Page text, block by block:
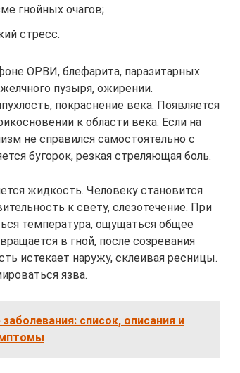
гнойных очагов;
стресс.
ОРВИ, блефарита, паразитарных
пузыря, ожирении.
покраснение века. Появляется
к области века. Если на
не справился самостоятельно с
бугорок, резкая стреляющая боль.
жидкость. Человеку становится
к свету, слезотечение. При
температура, ощущаться общее
в гной, после созревания
истекает наружу, склеивая ресницы.
язва.
список, описания и